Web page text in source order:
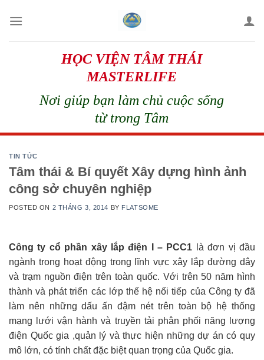
HỌC VIỆN TÂM THÁI
MASTERLIFE
Nơi giúp bạn làm chủ cuộc sống
từ trong Tâm
TIN TỨC
Tâm thái & Bí quyết Xây dựng hình ảnh
công sở chuyên nghiệp
POSTED ON 2 THÁNG 3, 2014 BY FLATSOME
Công ty cổ phần xây lắp điện I – PCC1
là đơn vị đầu
ngành trong hoạt động trong lĩnh vực xây lắp đường dây
và trạm nguồn điện trên toàn quốc. Với trên 50 năm hình
thành và phát triển các lớp thế hệ nối tiếp của Công ty đã
làm nên những dấu ấn đậm nét trên toàn bộ hệ thống
mạng lưới vận hành và truyền tải phân phối năng lượng
điện Quốc gia ,quản lý và thực hiện những dự án có quy
mô lớn, có tính chất đặc biệt quan trọng của Quốc gia.